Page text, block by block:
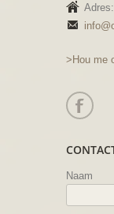
>Hou me
Naam